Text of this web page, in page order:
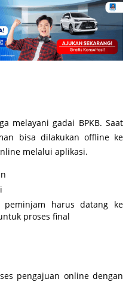
melayani gadai BPKB. Saat
bisa dilakukan offline ke
melalui aplikasi.
peminjam harus datang ke
proses final
pengajuan online dengan